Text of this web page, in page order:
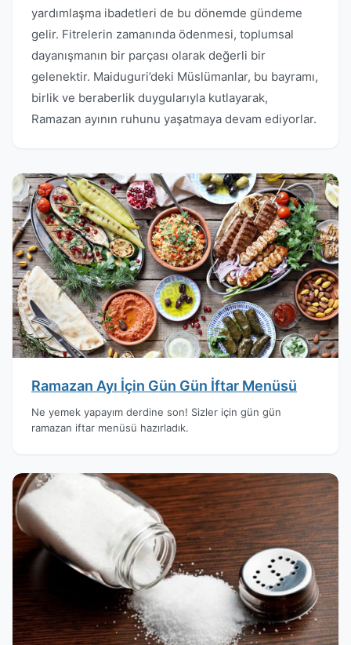
yardımlaşma ibadetleri de bu dönemde gündeme
gelir. Fitrelerin zamanında ödenmesi, toplumsal
dayanışmanın bir parçası olarak değerli bir
gelenektir. Maiduguri’deki Müslümanlar, bu bayramı,
birlik ve beraberlik duygularıyla kutlayarak,
Ramazan ayının ruhunu yaşatmaya devam ediyorlar.
Ramazan Ayı İçin Gün Gün İftar Menüsü
Ne yemek yapayım derdine son! Sizler için gün gün
ramazan iftar menüsü hazırladık.